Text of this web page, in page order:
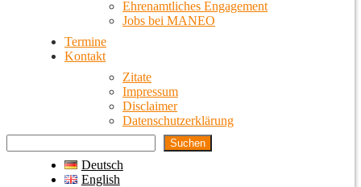
Ehrenamtliches Engagement
Jobs bei MANEO
Termine
Kontakt
Zitate
Impressum
Disclaimer
Datenschutzerklärung
Suchen
Deutsch
English